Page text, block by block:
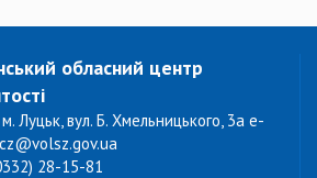
обласний центр
Луцьк, вул. Б. Хмельницького, 3а e-
28-15-81